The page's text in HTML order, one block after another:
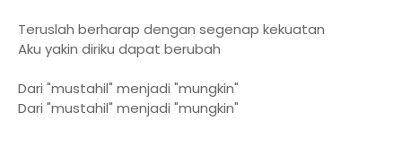
Teruslah berharap dengan segenap kekuatan
Aku yakin diriku dapat berubah
Dari "mustahil" menjadi "mungkin"
Dari "mustahil" menjadi "mungkin"